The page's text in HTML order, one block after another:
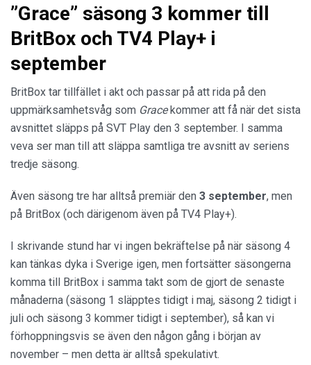
”Grace” säsong 3 kommer till
BritBox och TV4 Play+ i
september
BritBox tar tillfället i akt och passar på att rida på den
uppmärksamhetsvåg som Gracekommer att få när det sista
avsnittet släpps på SVT Play den 3 september. I samma
veva ser man till att släppa samtliga tre avsnitt av seriens
tredje säsong.
Även säsong tre har alltså premiär den 3 september, men
på BritBox (och därigenom även på TV4 Play+).
I skrivande stund har vi ingen bekräftelse på när säsong 4
kan tänkas dyka i Sverige igen, men fortsätter säsongerna
komma till BritBox i samma takt som de gjort de senaste
månaderna (säsong 1 släpptes tidigt i maj, säsong 2 tidigt i
juli och säsong 3 kommer tidigt i september), så kan vi
förhoppningsvis se även den någon gång i början av
november – men detta är alltså spekulativt.